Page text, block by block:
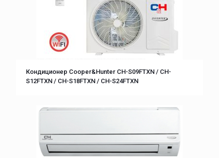
Кондиционер Cooper&Hunter CH-S09FTXN / CH-
S12FTXN / CH-S18FTXN / CH-S24FTXN